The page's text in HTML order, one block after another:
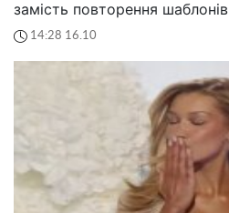
замість повторення шаблонів
14:28 16.10